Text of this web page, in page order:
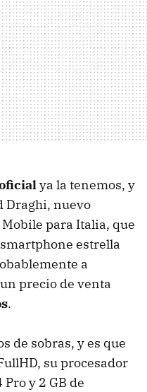
ya la tenemos, y
Draghi, nuevo
para Italia, que
estrella
a
precio de venta
.
de sobras, y es que
su procesador
y 2 GB de